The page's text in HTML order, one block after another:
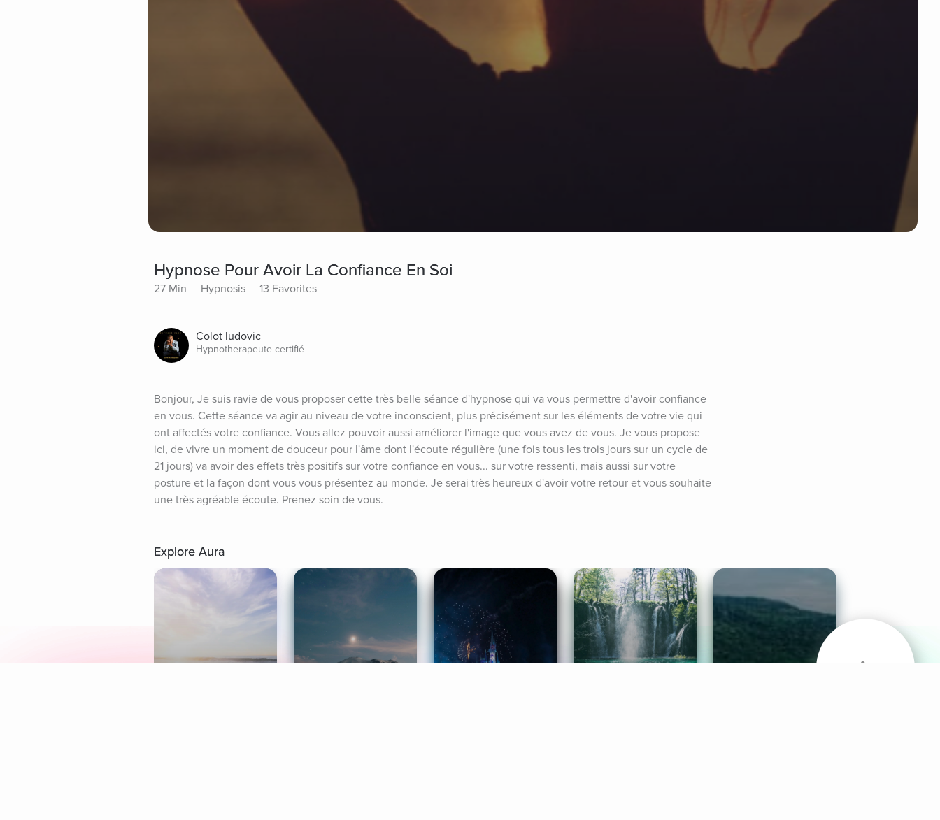
Hypnose Pour Avoir La Confiance En Soi
27 Min Hypnosis 13 Favorites
Colot ludovic
Hypnotherapeute certifié
Bonjour, Je suis ravie de vous proposer cette très belle séance d'hypnose qui va vous permettre d'avoir confiance
en vous. Cette séance va agir au niveau de votre inconscient, plus précisément sur les éléments de votre vie qui
ont affectés votre confiance. Vous allez pouvoir aussi améliorer l'image que vous avez de vous. Je vous propose
ici, de vivre un moment de douceur pour l'âme dont l'écoute régulière (une fois tous les trois jours sur un cycle de
21 jours) va avoir des effets très positifs sur votre confiance en vous... sur votre ressenti, mais aussi sur votre
posture et la façon dont vous vous présentez au monde. Je serai très heureux d'avoir votre retour et vous souhaite
une très agréable écoute. Prenez soin de vous.
Explore Aura